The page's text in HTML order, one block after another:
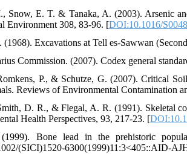
Snow, E. T. & Tanaka, A. (2003). Arsenic
Environment 308, 83-96. [DOI:10.1016/
Excavations at Tell es-Sawwan
Commission. (2007). Codex general
P., & Schutze, G. (2007). Critical
Reviews of Environmental Contamination
D. R., & Flegal, A. R. (1991). Skeletal
Health Perspectives, 93, 217-23. [
Bone lead in the prehistoric
(SICI)1520-6300(1999)11:3<405::AID-